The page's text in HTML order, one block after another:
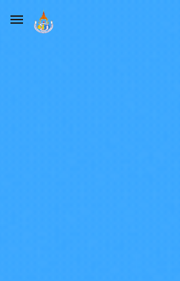
Skip to main content